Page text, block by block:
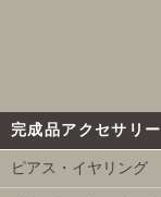
完成品アクセサリー
ピアス・イヤリング